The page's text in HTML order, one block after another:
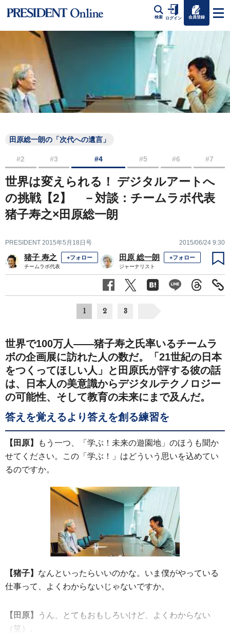
検索 ログイン 会員登録
田原総一朗の「次代への遺言」
#2 #3 #4 #5 #6 #7
世界は変えられる！ デジタルアートへ
の挑戦【2】 －対談：チームラボ代表
猪子寿之×田原総一朗
PRESIDENT 2015年5月18日号 2015/06/24 9:30
猪子 寿之 +フォロー
チームラボ代表
田原 総一朗 +フォロー
ジャーナリスト
1 2 3
世界で100万人――猪子寿之氏率いるチームラ
ボの企画展に訪れた人の数だ。「21世紀の日本
をつくってほしい人」と田原氏が評する彼の話
は、日本人の美意識からデジタルテクノロジー
の可能性、そして教育の未来にまで及んだ。
答えを覚えるより答えを創る練習を
【田原】
もう一つ、「学ぶ！未来の遊園地」のほうも聞か
せてください。この「学ぶ！」はどういう思いを込めてい
るのですか。
【猪子】 なんといったらいいのかな。いま僕がやっている
仕事って、よくわからないじゃないですか。
【田原】
うん、とてもおもしろいけど、よくわからない
（笑）。